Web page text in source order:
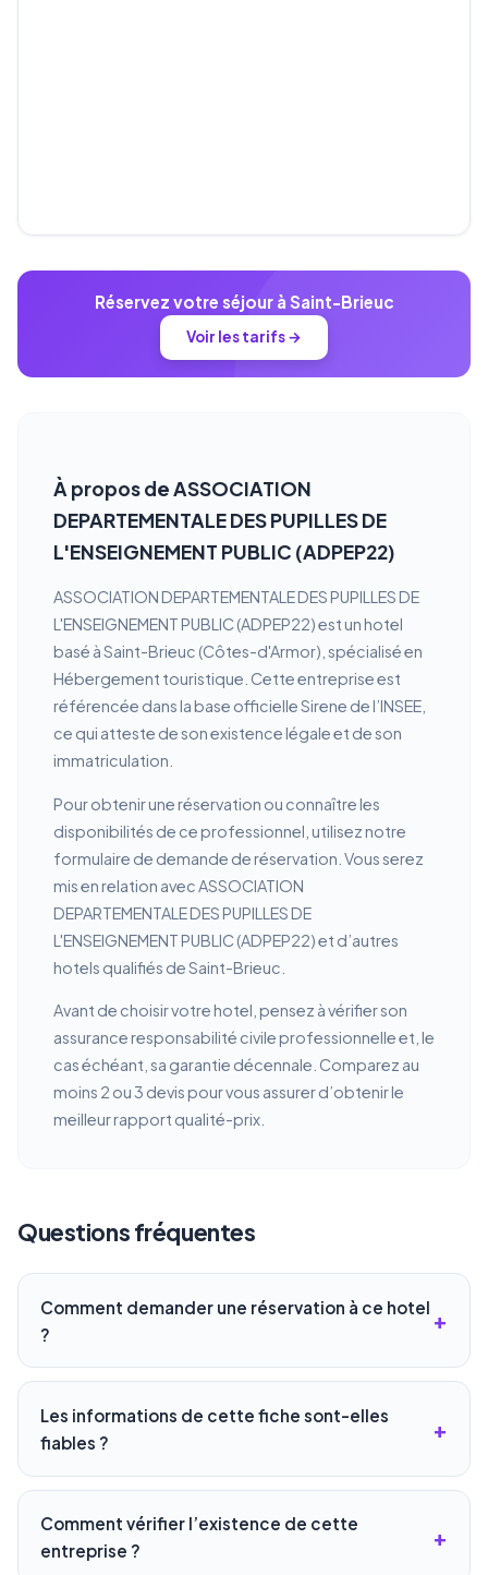
Réservez votre séjour à Saint-Brieuc
Voir les tarifs →
À propos de ASSOCIATION
DEPARTEMENTALE DES PUPILLES DE
L'ENSEIGNEMENT PUBLIC (ADPEP22)
ASSOCIATION DEPARTEMENTALE DES PUPILLES DE
L'ENSEIGNEMENT PUBLIC (ADPEP22) est un hotel
basé à Saint-Brieuc (Côtes-d'Armor), spécialisé en
Hébergement touristique. Cette entreprise est
référencée dans la base officielle Sirene de l’INSEE,
ce qui atteste de son existence légale et de son
immatriculation.
Pour obtenir une réservation ou connaître les
disponibilités de ce professionnel, utilisez notre
formulaire de demande de réservation. Vous serez
mis en relation avec ASSOCIATION
DEPARTEMENTALE DES PUPILLES DE
L'ENSEIGNEMENT PUBLIC (ADPEP22) et d’autres
hotels qualifiés de Saint-Brieuc.
Avant de choisir votre hotel, pensez à vérifier son
assurance responsabilité civile professionnelle et, le
cas échéant, sa garantie décennale. Comparez au
moins 2 ou 3 devis pour vous assurer d’obtenir le
meilleur rapport qualité-prix.
Questions fréquentes
Comment demander une réservation à ce hotel
?
Les informations de cette fiche sont-elles
fiables ?
Comment vérifier l’existence de cette
entreprise ?